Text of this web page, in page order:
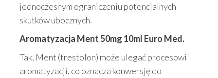
jednoczesnym ograniczeniu potencjalnych
skutków ubocznych.
Aromatyzacja Ment 50mg 10ml Euro Med.
Tak, Ment (trestolon) może ulegać procesowi
aromatyzacji, co oznacza konwersję do